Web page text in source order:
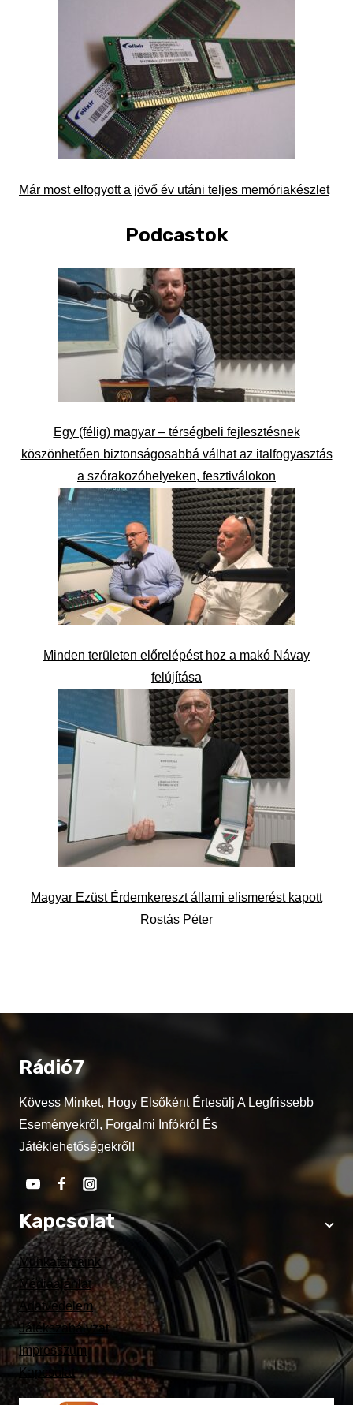
Már most elfogyott a jövő év utáni teljes memóriakészlet
Podcastok
Egy (félig) magyar – térségbeli fejlesztésnek
köszönhetően biztonságosabbá válhat az italfogyasztás
a szórakozóhelyeken, fesztiválokon
Minden területen előrelépést hoz a makó Návay
felújítása
Magyar Ezüst Érdemkereszt állami elismerést kapott
Rostás Péter
Rádió7
Kövess Minket, Hogy Elsőként Értesülj A Legfrissebb
Eseményekről, Forgalmi Infókról És
Játéklehetőségekről!
Kapcsolat
Munkatársaink
Médiaajánlat
Adatvédelem
Játékszabályzat
Impresszum
Kapcsolat